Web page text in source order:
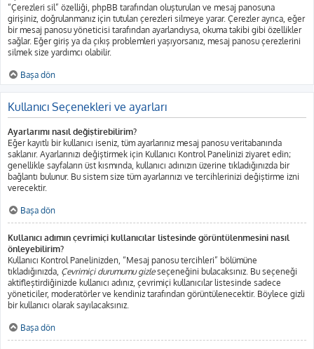
“Çerezleri sil” özelliği, phpBB tarafından oluşturulan ve mesaj panosuna
girişiniz, doğrulanmanız için tutulan çerezleri silmeye yarar. Çerezler ayrıca, eğer
bir mesaj panosu yöneticisi tarafından ayarlandıysa, okuma takibi gibi özellikler
sağlar. Eğer giriş ya da çıkış problemleri yaşıyorsanız, mesaj panosu çerezlerini
silmek size yardımcı olabilir.
Başa dön
Kullanıcı Seçenekleri ve ayarları
Ayarlarımı nasıl değiştirebilirim?
Eğer kayıtlı bir kullanıcı iseniz, tüm ayarlarınız mesaj panosu veritabanında
saklanır. Ayarlarınızı değiştirmek için Kullanıcı Kontrol Panelinizi ziyaret edin;
genellikle sayfaların üst kısmında, kullanıcı adınızın üzerine tıkladığınızda bir
bağlantı bulunur. Bu sistem size tüm ayarlarınızı ve tercihlerinizi değiştirme izni
verecektir.
Başa dön
Kullanıcı adımın çevrimiçi kullanıcılar listesinde görüntülenmesini nasıl
önleyebilirim?
Kullanıcı Kontrol Panelinizden, “Mesaj panosu tercihleri” bölümüne
tıkladığınızda, Çevrimiçi durumumu gizleseçeneğini bulacaksınız. Bu seçeneği
aktifleştirdiğinizde kullanıcı adınız, çevrimiçi kullanıcılar listesinde sadece
yöneticiler, moderatörler ve kendiniz tarafından görüntülenecektir. Böylece gizli
bir kullanıcı olarak sayılacaksınız.
Başa dön